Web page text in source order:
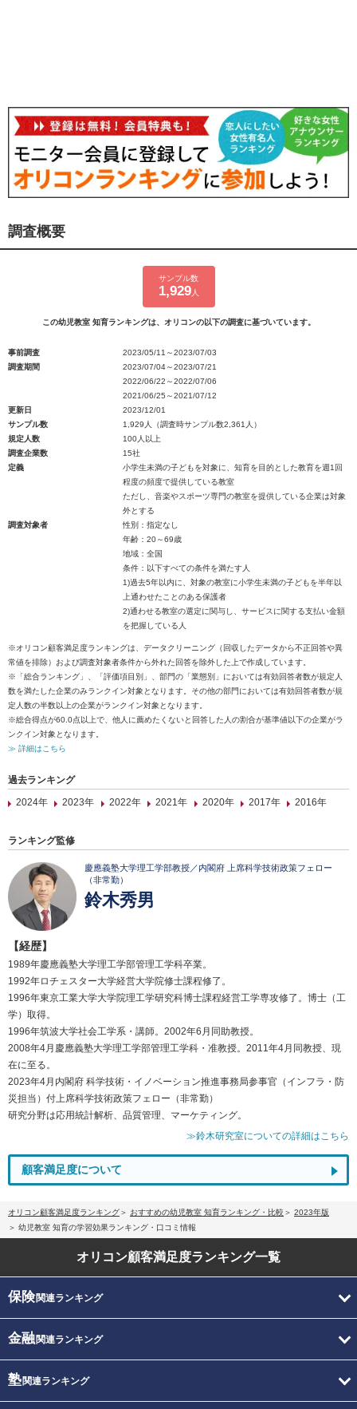
調査概要
サンプル数
1,929人
この幼児教室 知育ランキングは、オリコンの以下の調査に基づいています。
事前調査
2023/05/11～2023/07/03
調査期間
2023/07/04～2023/07/21
2022/06/22～2022/07/06
2021/06/25～2021/07/12
更新日
2023/12/01
サンプル数
1,929人（調査時サンプル数2,361人）
規定人数
100人以上
調査企業数
15社
定義
小学生未満の子どもを対象に、知育を目的とした教育を週1回
程度の頻度で提供している教室
ただし、音楽やスポーツ専門の教室を提供している企業は対象
外とする
調査対象者
性別：指定なし
年齢：20～69歳
地域：全国
条件：以下すべての条件を満たす人
1)過去5年以内に、対象の教室に小学生未満の子どもを半年以
上通わせたことのある保護者
2)通わせる教室の選定に関与し、サービスに関する支払い金額
を把握している人
※オリコン顧客満足度ランキングは、データクリーニング（回収したデータから不正回答や異
常値を排除）および調査対象者条件から外れた回答を除外した上で作成しています。
※「総合ランキング」、「評価項目別」、部門の「業態別」においては有効回答者数が規定人
数を満たした企業のみランクイン対象となります。その他の部門においては有効回答者数が規
定人数の半数以上の企業がランクイン対象となります。
※総合得点が60.0点以上で、他人に薦めたくないと回答した人の割合が基準値以下の企業がラ
ンクイン対象となります。
≫ 詳細はこちら
過去ランキング
2024年
2023年 2022年 2021年 2020年 2017年 2016年
ランキング監修
慶應義塾大学理工学部教授／内閣府 上席科学技術政策フェロー
（非常勤）
鈴木秀男
【経歴】
1989年慶應義塾大学理工学部管理工学科卒業。
1992年ロチェスター大学経営大学院修士課程修了。
1996年東京工業大学大学院理工学研究科博士課程経営工学専攻修了。博士（工
学）取得。
1996年筑波大学社会工学系・講師。2002年6月同助教授。
2008年4月慶應義塾大学理工学部管理工学科・准教授。2011年4月同教授、現
在に至る。
2023年4月内閣府 科学技術・イノベーション推進事務局参事官（インフラ・防
災担当）付上席科学技術政策フェロー（非常勤）
研究分野は応用統計解析、品質管理、マーケティング。
≫鈴木研究室についての詳細はこちら
顧客満足度について
オリコン顧客満足度ランキング おすすめの幼児教室 知育ランキング・比較
2023年版
幼児教室 知育の学習効果ランキング・口コミ情報
オリコン顧客満足度ランキング一覧
保険関連ランキング
金融関連ランキング
塾関連ランキング